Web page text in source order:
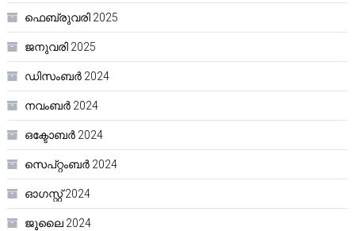
ഫെബ്രുവരി 2025
ജനുവരി 2025
ഡിസംബർ 2024
നവംബർ 2024
ഒക്ടോബർ 2024
സെപ്റ്റംബർ 2024
ഓഗസ്റ്റ്‌ 2024
ജൂലൈ 2024